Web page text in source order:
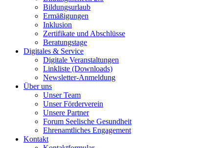
Bildungsurlaub
Ermäßigungen
Inklusion
Zertifikate und Abschlüsse
Beratungstage
Digitales & Service
Digitale Veranstaltungen
Linkliste (Downloads)
Newsletter-Anmeldung
Über uns
Unser Team
Unser Förderverein
Unsere Partner
Forum Seelische Gesundheit
Ehrenamtliches Engagement
Kontakt